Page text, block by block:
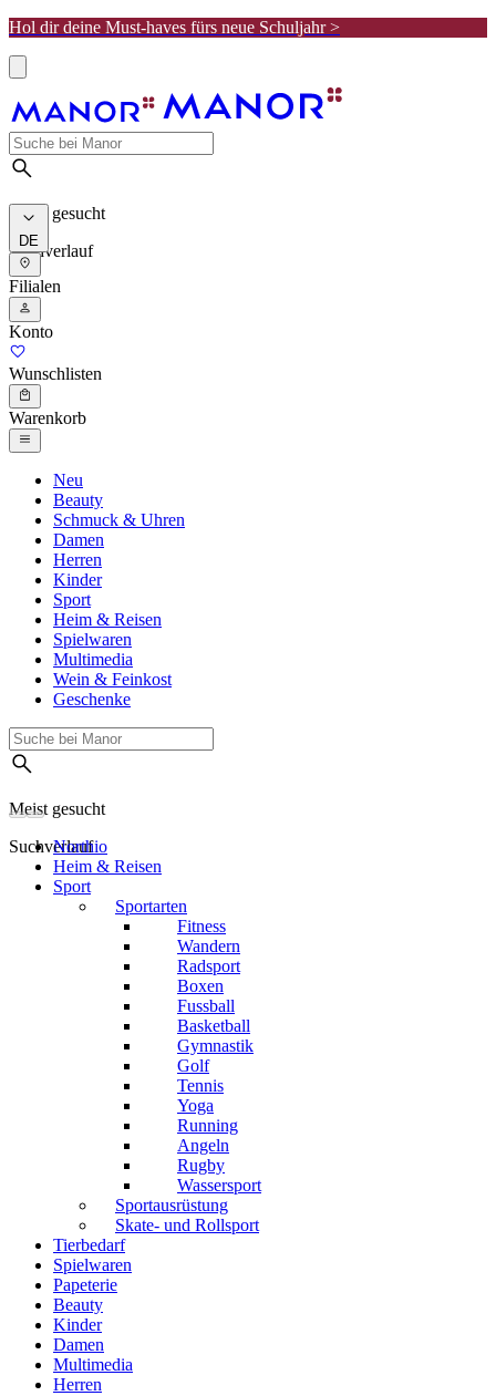
Hol dir deine Must-haves fürs neue Schuljahr >
Meist gesucht
Suchverlauf
DE
Filialen
Konto
Wunschlisten
Warenkorb
Neu
Beauty
Schmuck & Uhren
Damen
Herren
Kinder
Sport
Heim & Reisen
Spielwaren
Multimedia
Wein & Feinkost
Geschenke
Meist gesucht
Suchverlauf
Northio
Heim & Reisen
Sport
Sportarten
Fitness
Wandern
Radsport
Boxen
Fussball
Basketball
Gymnastik
Golf
Tennis
Yoga
Running
Angeln
Rugby
Wassersport
Sportausrüstung
Skate- und Rollsport
Tierbedarf
Spielwaren
Papeterie
Beauty
Kinder
Damen
Multimedia
Herren